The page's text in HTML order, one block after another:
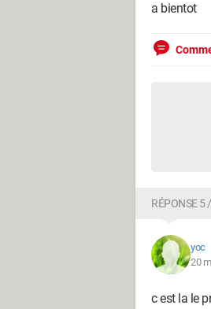
a bientot
RÉPONSE 5
yoc
20
c est la le